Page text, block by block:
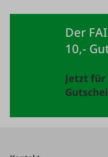
Der
10,-
Jetzt für